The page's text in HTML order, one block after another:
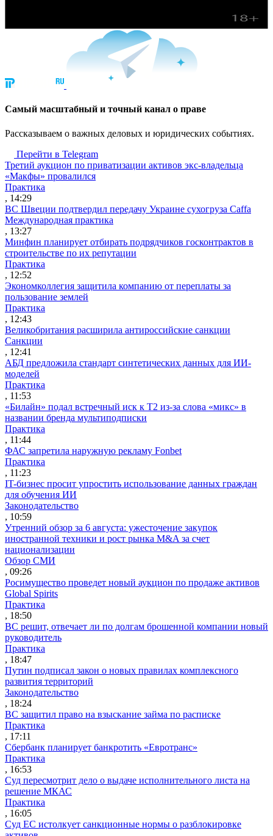
Cамый масштабный и точный канал о праве
Рассказываем о важных деловых и юридических событиях.
Перейти в Telegram
Третий аукцион по приватизации активов экс-владельца
«Макфы» провалился
Практика
, 14:29
ВС Швеции подтвердил передачу Украине сухогруза Caffa
Международная практика
, 13:27
Минфин планирует отбирать подрядчиков госконтрактов в
строительстве по их репутации
Практика
, 12:52
Экономколлегия защитила компанию от переплаты за
пользование землей
Практика
, 12:43
Великобритания расширила антироссийские санкции
Санкции
, 12:41
АБД предложила стандарт синтетических данных для ИИ-
моделей
Практика
, 11:53
«Билайн» подал встречный иск к Т2 из-за слова «микс» в
названии бренда мультиподписки
Практика
, 11:44
ФАС запретила наружную рекламу Fonbet
Практика
, 11:23
IT-бизнес просит упростить использование данных граждан
для обучения ИИ
Законодательство
, 10:59
Утренний обзор за 6 августа: ужесточение закупок
иностранной техники и рост рынка M&A за счет
национализации
Обзор СМИ
, 09:26
Росимущество проведет новый аукцион по продаже активов
Global Spirits
Практика
, 18:50
ВС решит, отвечает ли по долгам брошенной компании новый
руководитель
Практика
, 18:47
Путин подписал закон о новых правилах комплексного
развития территорий
Законодательство
, 18:24
ВС защитил право на взыскание займа по расписке
Практика
, 17:11
Сбербанк планирует банкротить «Евротранс»
Практика
, 16:53
Суд пересмотрит дело о выдаче исполнительного листа на
решение МКАС
Практика
, 16:05
Суд ЕС истолкует санкционные нормы о разблокировке